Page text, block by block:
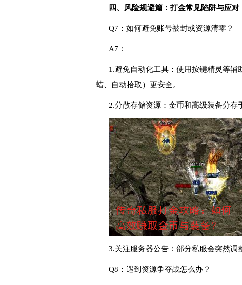
四、风险规避篇：打金常见陷阱与应对
Q7：如何避免账号被封或资源清零？
A7：
1.避免自动化工具：使用按键精灵等
蜡、自动拾取）更安全。
2.分散存储资源：金币和高级装备分存
3.关注服务器公告：部分私服会突然调
Q8：遇到资源争夺战怎么办？